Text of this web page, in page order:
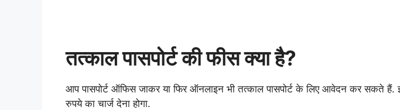
तत्काल पासपोर्ट की फीस क्या है?
आप पासपोर्ट ऑफिस जाकर या फिर ऑनलाइन भी तत्काल पासपोर्ट के लिए आवेदन कर सकते
रुपये का चार्ज देना होगा.